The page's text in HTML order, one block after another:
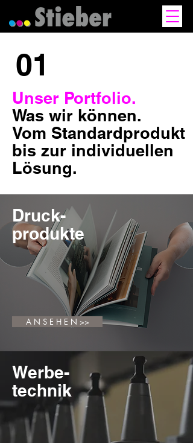
01
Unser Portfolio.
Was wir können.
Vom Standardprodukt
bis zur individuellen
Lösung.
Druck-
produkte
A N S E H E N >>
Werbe-
technik